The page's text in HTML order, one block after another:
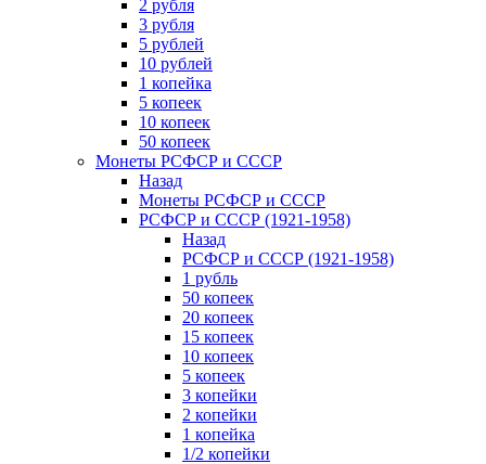
2 рубля
3 рубля
5 рублей
10 рублей
1 копейка
5 копеек
10 копеек
50 копеек
Монеты РСФСР и СССР
Назад
Монеты РСФСР и СССР
РСФСР и СССР (1921-1958)
Назад
РСФСР и СССР (1921-1958)
1 рубль
50 копеек
20 копеек
15 копеек
10 копеек
5 копеек
3 копейки
2 копейки
1 копейка
1/2 копейки